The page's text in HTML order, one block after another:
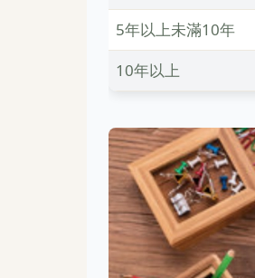
5年以上未滿10年
10年以上